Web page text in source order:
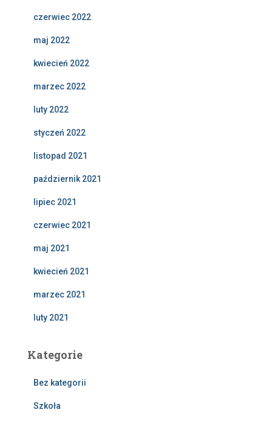
czerwiec 2022
maj 2022
kwiecień 2022
marzec 2022
luty 2022
styczeń 2022
listopad 2021
październik 2021
lipiec 2021
czerwiec 2021
maj 2021
kwiecień 2021
marzec 2021
luty 2021
Kategorie
Bez kategorii
Szkoła